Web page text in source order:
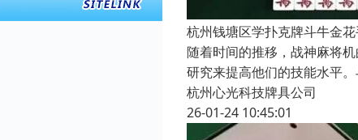
杭州钱塘区学扑克牌斗牛金
随着时间的推移，战神麻将
研究来提高他们的技能水平
杭州心光科技牌具公司
26-01-24 10:45:01